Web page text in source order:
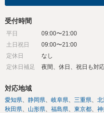
受付時間
平日
09:00〜21:00
土日祝日
09:00〜21:00
定休日
なし
定休日補足
夜間、休日、祝日も対
対応地域
愛知県 静岡県 岐阜県 三重県 北
秋田県
山形県 福島県 東京都